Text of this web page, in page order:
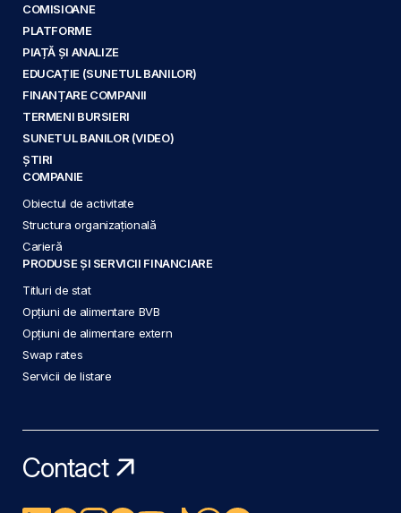
COMISIOANE
PLATFORME
PIAȚĂ ȘI ANALIZE
EDUCAȚIE (SUNETUL BANILOR)
FINANȚARE COMPANII
TERMENI BURSIERI
SUNETUL BANILOR (VIDEO)
ȘTIRI
COMPANIE
Obiectul de activitate
Structura organizațională
Carieră
PRODUSE ȘI SERVICII FINANCIARE
Titluri de stat
Opțiuni de alimentare BVB
Opțiuni de alimentare extern
Swap rates
Servicii de listare
Contact